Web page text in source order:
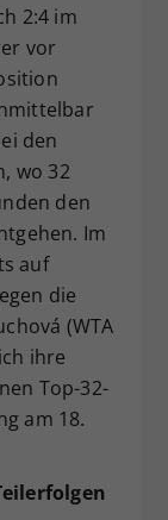
2:4 im
vor
den
wo 32
den
Im
auf
die
(WTA
ihre
Top-32-
am 18.